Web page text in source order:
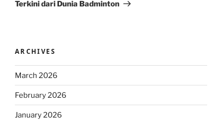
Terkini dari Dunia Badminton
ARCHIVES
March 2026
February 2026
January 2026